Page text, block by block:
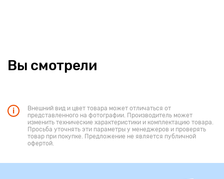
Вы смотрели
Внешний вид и цвет товара может отличаться от
представленного на фотографии. Производитель может
изменить технические характеристики и комплектацию товара.
Просьба уточнять эти параметры у менеджеров и проверять
товар при покупке. Предложение не является публичной
офертой.